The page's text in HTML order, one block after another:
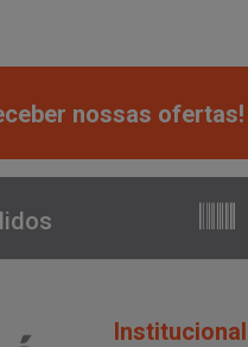
nossas ofertas!
Institucional